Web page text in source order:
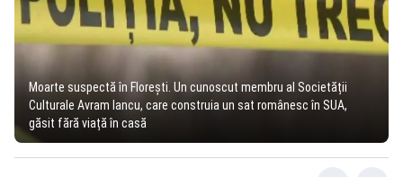
Moarte suspectă în Florești. Un cunoscut membru al Societății
Culturale Avram Iancu, care construia un sat românesc în SUA,
găsit fără viață în casă